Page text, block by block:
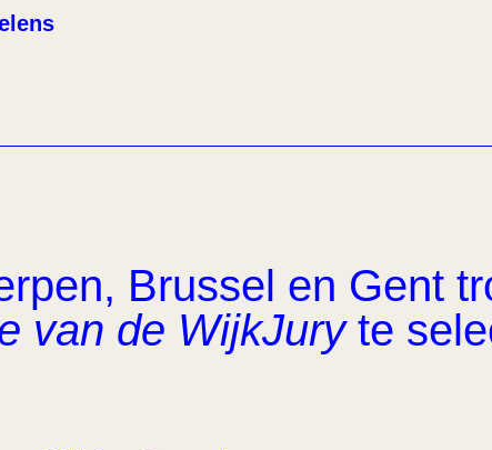
Brussel en Gent
van de WijkJuryte